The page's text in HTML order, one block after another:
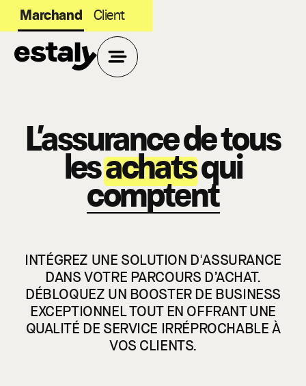
Marchand Client
Nos offres
d'assurance
Nos offres
Notre solution
En ligne
En magasin
Estaly
Manifeste
DEMANDER UNE DÉMO
L’assurance de tous
lesachatsqui
comptent
INTÉGREZ UNE SOLUTION D'ASSURANCE
DANS VOTRE PARCOURS D’ACHAT.
DÉBLOQUEZ UN BOOSTER DE BUSINESS
EXCEPTIONNEL TOUT EN OFFRANT UNE
QUALITÉ DE SERVICE IRRÉPROCHABLE À
VOS CLIENTS.